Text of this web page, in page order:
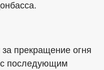
за прекращение огня
последующим